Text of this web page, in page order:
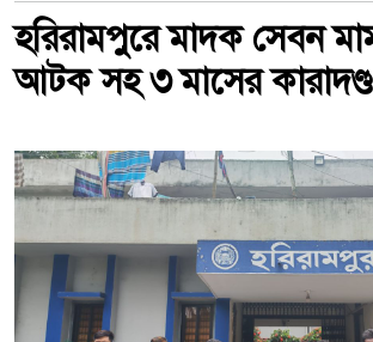
হরিরামপুরে মাদক সেবন
আটক সহ ৩ মাসের